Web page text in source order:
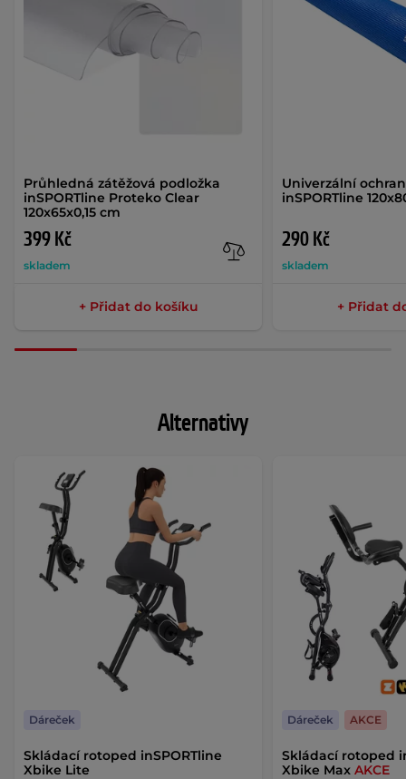
Průhledná zátěžová podložka
inSPORTline Proteko Clear
120x65x0,15 cm
399 Kč
skladem
+ Přidat do košíku
Univerzální
inSPORTline
290 Kč
skladem
+ Přidat
Alternativy
Skládací rotoped inSPORTline
Xbike Lite
Dáreček
Skládací rotoped
Xbike MaxAKCE
Dáreček AKCE